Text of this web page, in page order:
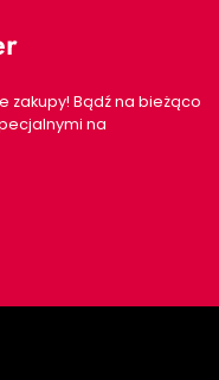
zakupy! Bądź na bieżąco
na